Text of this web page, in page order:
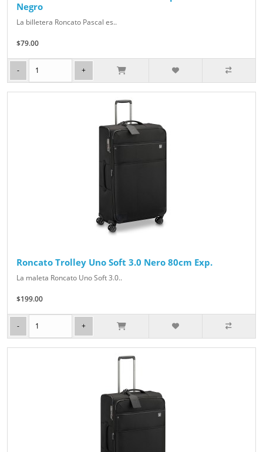
Negro
La billetera Roncato Pascal es..
$79.00
Roncato Trolley Uno Soft 3.0 Nero 80cm Exp.
La maleta Roncato Uno Soft 3.0..
$199.00